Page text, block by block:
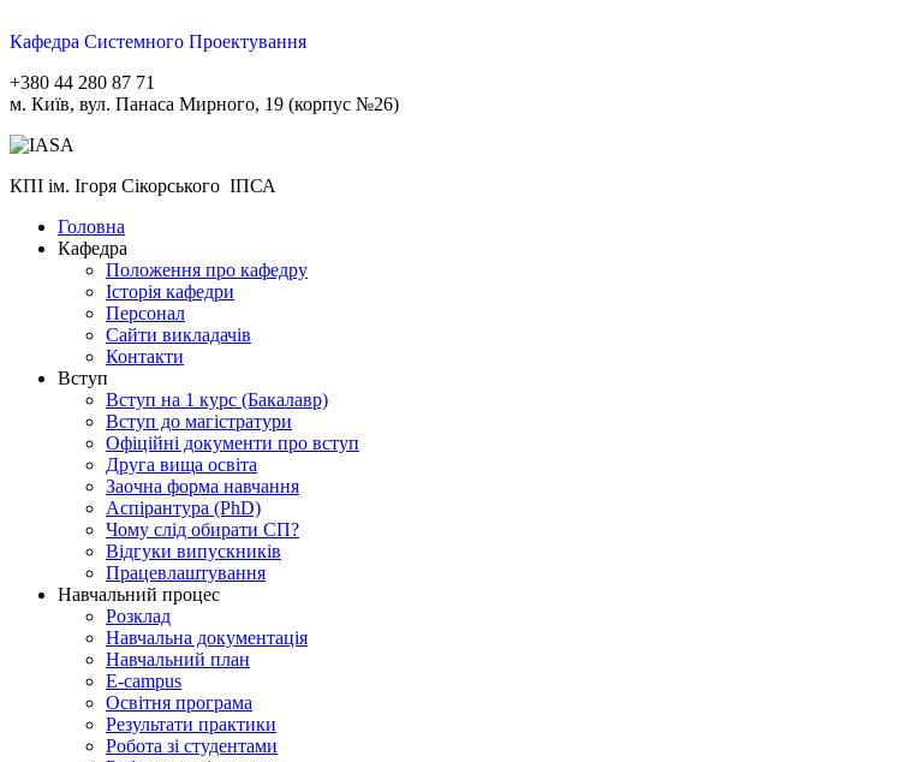
Кафедра Системного Проектування
+380 44 280 87 71
м. Київ, вул. Панаса Мирного, 19 (корпус №26)
КПІ ім. Ігоря Сікорського ІПСА
Головна
Кафедра
Положення про кафедру
Історія кафедри
Персонал
Сайти викладачів
Контакти
Вступ
Вступ на 1 курс (Бакалавр)
Вступ до магістратури
Офіційні документи про вступ
Друга вища освіта
Заочна форма навчання
Aспірантура (PhD)
Чому слід обирати СП?
Відгуки випускників
Працевлаштування
Навчальний процес
Розклад
Навчальна документація
Навчальний план
E-campus
Освітня програма
Результати практики
Робота зі студентами